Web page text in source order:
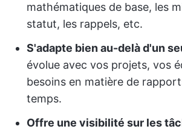
mathématiques de base, les
statut, les rappels, etc.
S'adapte bien au-delà d'un
évolue avec vos projets, vos
besoins en matière de
temps.
Offre une visibilité sur les